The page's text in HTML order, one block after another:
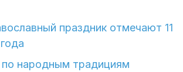
праздник отмечают 11
народным традициям